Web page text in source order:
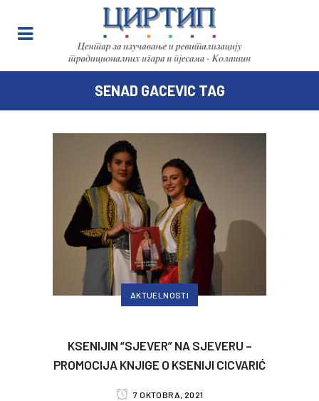
SENAD GACEVIC TAG
AKTUELNOSTI
KSENIJIN “SJEVER” NA SJEVERU –
PROMOCIJA KNJIGE O KSENIJI CICVARIĆ
7 OKTOBRA, 2021